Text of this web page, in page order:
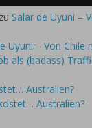
zu Salar de Uyuni –
Uyuni – Von Chile
als (badass)
Australien?
Australien?